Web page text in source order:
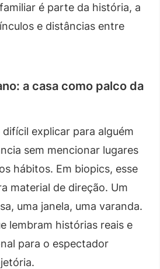
é parte da história, a
e distâncias entre
a casa como palco da
difícil explicar para alguém
sem mencionar lugares
hábitos. Em biopics, esse
material de direção. Um
uma janela, uma varanda.
lembram histórias reais e
para o espectador